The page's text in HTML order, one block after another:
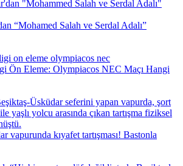
“Mohamed Salah ve Serdal Adalı”
Ön Eleme: Olympiacos NEC Maçı Hangi
vapurunda kıyafet tartışması! Bastonla